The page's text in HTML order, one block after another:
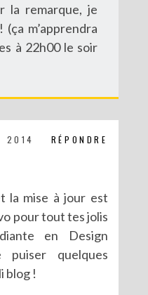
la remarque, je
m’apprendra
à 22h00 le soir
RÉPONDRE
2014
la mise à jour est
pour tout tes jolis
en Design
puiser quelques
blog !